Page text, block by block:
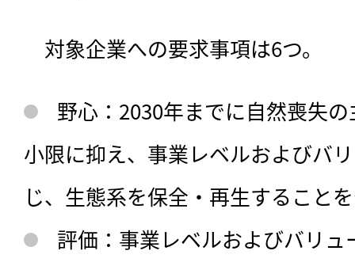
対象企業への要求事項は6つ。
野心：2030年までに自然喪失
小限に抑え、事業レベルおよびバ
じ、生態系を保全・再生すること
評価：事業レベルおよびバリ